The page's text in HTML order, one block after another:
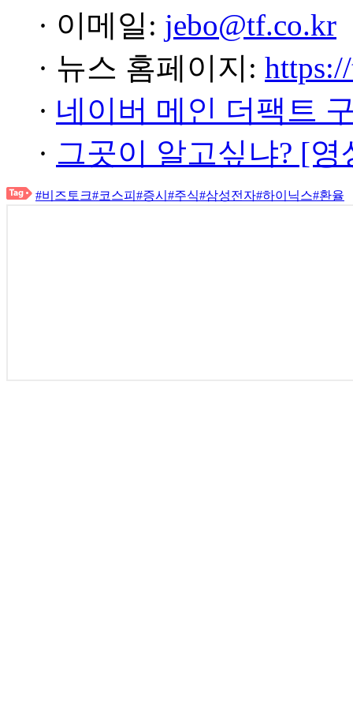
· 이메일: jebo@tf.co.kr
· 뉴스 홈페이지:
· 네이버 메인 더팩트
· 그곳이 알고싶냐? [
#비즈토크#코스피 #증시 #주식#삼성전자#하이닉스#환율